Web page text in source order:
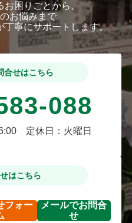
お困りごとから、
お悩みまで
丁寧にサポートします。
合せはこちら
088
定休日：火曜日
はこちら
フォー
メールでお問合
せ